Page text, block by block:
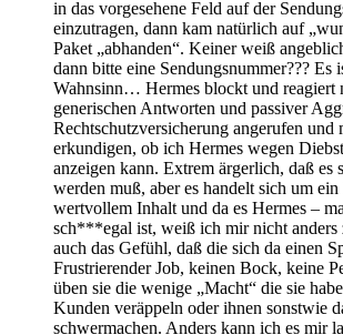
in das vorgesehene Feld auf der
einzutragen, dann kam natürlich auf
Paket „abhanden“. Keiner weiß
dann bitte eine Sendungsnummer??? Es
Wahnsinn… Hermes blockt und reagiert
generischen Antworten und passiver
Rechtschutzversicherung angerufen und
erkundigen, ob ich Hermes wegen
anzeigen kann. Extrem ärgerlich, daß es
werden muß, aber es handelt sich um
wertvollem Inhalt und da es Hermes –
sch***egal ist, weiß ich mir nicht anders
auch das Gefühl, daß die sich da einen
Frustrierender Job, keinen Bock, keine
üben sie die wenige „Macht“ die sie
Kunden veräppeln oder ihnen sonstwie
schwermachen. Anders kann ich es mir